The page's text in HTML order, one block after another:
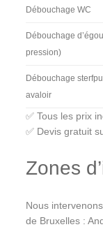
Débouchage WC
Débouchage
pression)
Débouchage
avaloir
✅ Tous les prix
✅ Devis gratuit
Zones
Nous
de Bruxelles :